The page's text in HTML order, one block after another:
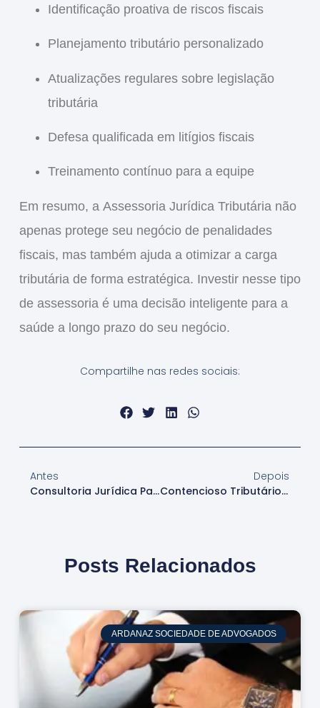
Identificação proativa de riscos fiscais
Planejamento tributário personalizado
Atualizações regulares sobre legislação
tributária
Defesa qualificada em litígios fiscais
Treinamento contínuo para a equipe
Em resumo, a Assessoria Jurídica Tributária não
apenas protege seu negócio de penalidades
fiscais, mas também ajuda a otimizar a carga
tributária de forma estratégica. Investir nesse tipo
de assessoria é uma decisão inteligente para a
saúde a longo prazo do seu negócio.
Compartilhe nas redes sociais:
Antes
Consultoria Jurídica Para Indivíduos: Necessário?
Depois
Contencioso Tributário: Como Proteger Seu Negócio
Posts Relacionados
ARDANAZ SOCIEDADE DE ADVOGADOS